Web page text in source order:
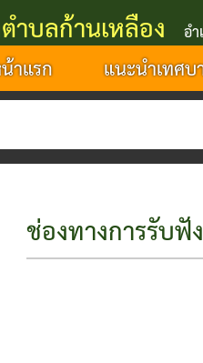
ำบลก้านเหลือง อ
าแรก แนะนำเทศ
ช่องทางการรับฟั